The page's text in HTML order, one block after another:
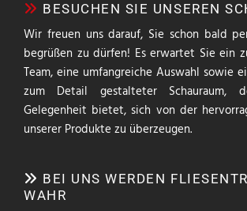
 BESUCHEN SIE UNSEREN
Wir freuen uns darauf, Sie schon bald
begrüßen zu dürfen! Es erwartet Sie ein
Team, eine umfangreiche Auswahl sowie
zum Detail gestalteter Schauraum,
Gelegenheit bietet, sich von der
unserer Produkte zu überzeugen.
 BEI UNS WERDEN
WAHR